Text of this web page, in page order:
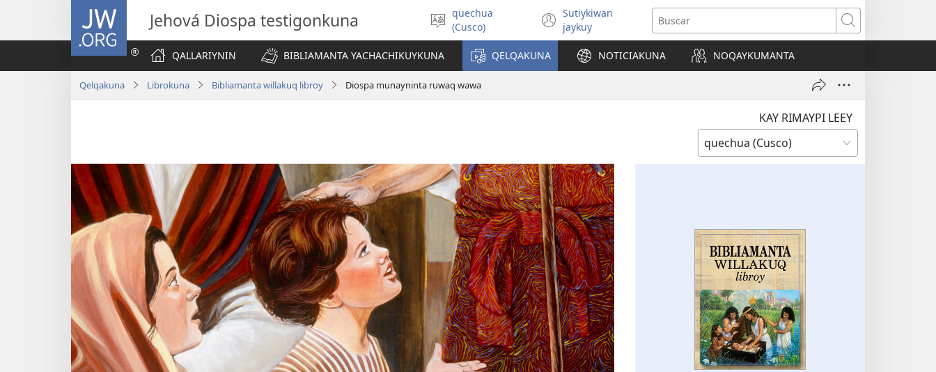
JW.ORG
Jehová Diospa testigonkuna
Simita
akllay
quechua
(Cusco)
Sutiykiwan
jaykuy(abre
una
nueva
ventana)
Buscar
QALLARIYNIN BIBLIAMANTA YACHACHIKUYKUNA QELQAKUNA NOTICIAKUNA NOQAYKUMANTA
Qelqakuna Librokuna Bibliamanta willakuq libroy Diospa munayninta ruwaq wawa
KAY RIMAYPI LEEY